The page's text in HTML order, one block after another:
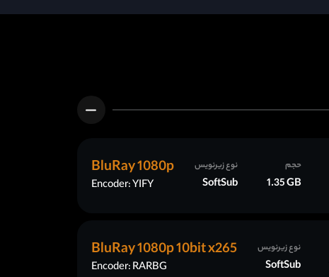
حجم
1.35 GB
نوع زیرنویس
SoftSub
BluRay 1080p
Encoder: YIFY
نوع زیرنویس
SoftSub
BluRay 1080p 10bit x265
Encoder: RARBG